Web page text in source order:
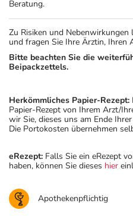
Beratung.
Zu Risiken und Nebenwirkungen
und fragen Sie Ihre Ärztin, Ihren
Bitte beachten Sie die
Beipackzettels.
Herkömmliches Papier-Rezept:
Papier-Rezept von Ihrem Arzt/
wir Sie, dieses uns am Ende
Die Portokosten übernehmen
eRezept: Falls Sie ein eRezept
haben, können Sie dieses hier
Apothekenpflichtig